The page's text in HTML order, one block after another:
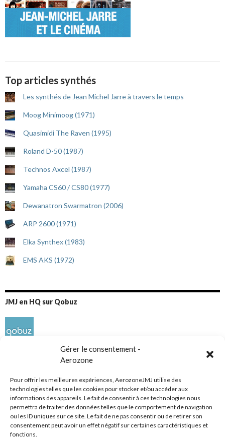
Gérer le consentement -
Aerozone
Pour offrir les meilleures expériences, AerozoneJMJ utilise des
technologies telles que les cookies pour stocker et/ou accéder aux
informations des appareils. Le fait de consentir à ces technologies nous
permettra de traiter des données telles que le comportement de navigation
ou les ID uniques sur ce site. Le fait de ne pas consentir ou de retirer son
consentement peut avoir un effet négatif sur certaines caractéristiques et
fonctions.
Top articles synthés
Les synthés de Jean Michel Jarre à travers le temps
Moog Minimoog (1971)
Quasimidi The Raven (1995)
Roland D-50 (1987)
Technos Axcel (1987)
Yamaha CS60 / CS80 (1977)
Dewanatron Swarmatron (2006)
ARP 2600 (1971)
Elka Synthex (1983)
EMS AKS (1972)
JMJ en HQ sur Qobuz
Réseaux sociaux